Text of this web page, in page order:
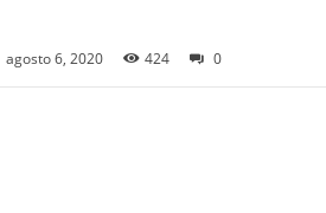
agosto 6, 2020 424 0